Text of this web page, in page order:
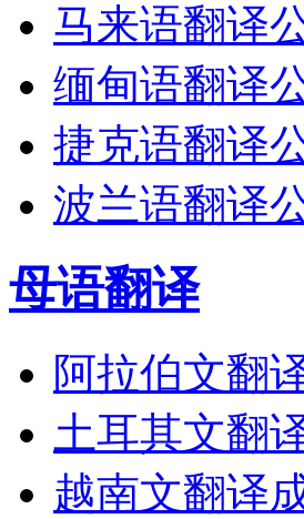
马来语翻译
缅甸语翻译
捷克语翻译
波兰语翻译
母语翻译
阿拉伯文翻
土耳其文翻
越南文翻译